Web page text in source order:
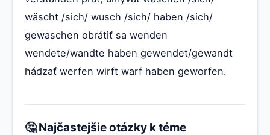
wäscht /sich/ wusch /sich/ haben /sich/
gewaschen obrátiť sa wenden
wendete/wandte haben gewendet/gewandt
hádzať werfen wirft warf haben geworfen.
🤔 Najčastejšie otázky k téme